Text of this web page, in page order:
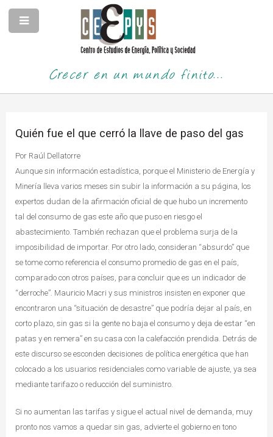
Crecer en un mundo finito...
Quién fue el que cerró la llave de paso del gas
Por Raúl Dellatorre
Aunque sin información estadística, porque el Ministerio de Energía y
Minería lleva varios meses sin subir la información a su página, los
expertos dudan de la afirmación oficial de que hubo un incremento
tal del consumo de gas este año que puso en riesgo el
abastecimiento. También rechazan que el problema surja de la
imposibilidad de importar. Por otro lado, consideran “absurdo” que
se tome como referencia el consumo promedio de gas en el país,
comparado con otros países, para concluir que es un indicador de
“derroche”. Mauricio Macri y sus ministros insisten en exponer que
encontraron una “situación de desastre” que podría dejar al país, en
corto plazo, sin gas si la gente no baja el consumo y deja de estar “en
patas y en remera” en su casa con la calefacción prendida. Detrás de
este discurso se esconden decisiones de política energética que han
colocado a los usuarios residenciales como variable de ajuste, ya sea
mediante tarifazo o reducción del suministro.
Si no aumentan las tarifas y sigue el actual nivel de demanda, muy
pronto nos vamos a quedar sin gas, advierte el gobierno en tono